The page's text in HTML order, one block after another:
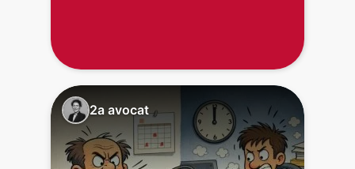
2a avocat